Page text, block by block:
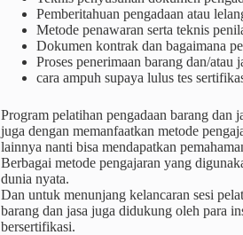
Pemberitahuan pengadaan atau
Metode penawaran serta teknis
Dokumen kontrak dan bagaimana
Proses penerimaan barang dan/atau
cara ampuh supaya lulus tes
Program pelatihan pengadaan barang dan
juga dengan memanfaatkan metode
lainnya nanti bisa mendapatkan
Berbagai metode pengajaran yang
dunia nyata.
Dan untuk menunjang kelancaran sesi
barang dan jasa juga didukung oleh para
bersertifikasi.